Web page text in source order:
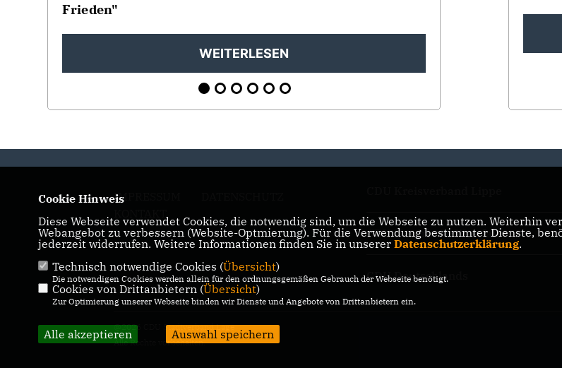
Frieden"
WEITERLESEN
IMPRESSUM
KONTAKT
CDU Nordrhein-Westfalen
CDU Deutschlands
@2026 CDU Stadtverband Lage
Alle Rechte vorbehalten.
Cookie Hinweis
Diese Webseite verwendet Cookies, die notwendig sind, um die Webseite zu nutzen. Weiterhin
Webangebot zu verbessern (Website-Optmierung). Für die Verwendung bestimmter Dienste,
jederzeit widerrufen. Weitere Informationen finden Sie in unserer Datenschutzerklärung.
Technisch notwendige Cookies (Übersicht)
Die notwendigen Cookies werden allein für den ordnungsgemäßen Gebrauch der Webseite benötigt.
Cookies von Drittanbietern (Übersicht)
Zur Optimierung unserer Webseite binden wir Dienste und Angebote von Drittanbietern ein.
Alle akzeptieren Auswahl speichern